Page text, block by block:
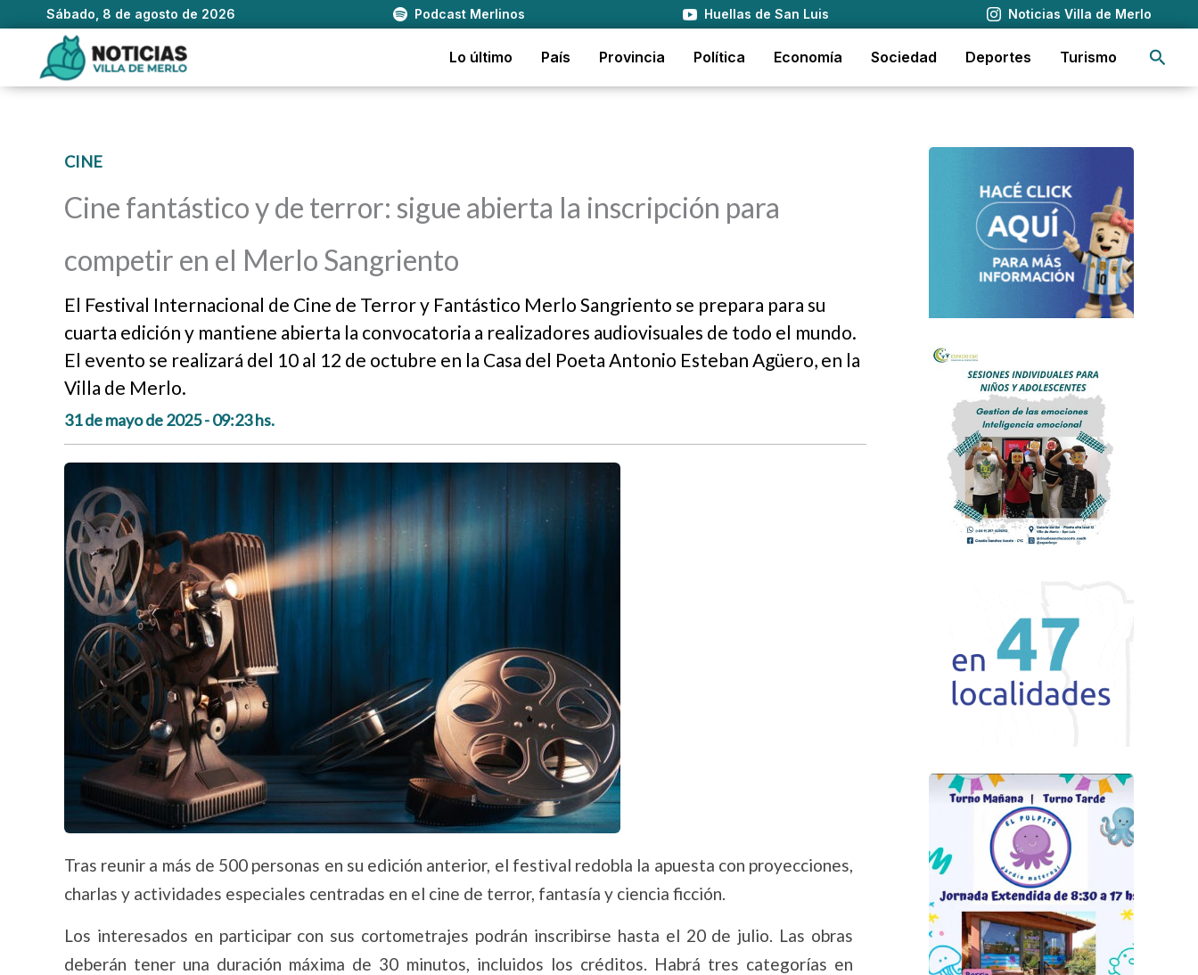
Sábado, 8 de agosto de 2026 Podcast Merlinos Huellas de San Luis Noticias Villa de Merlo
contenido
Lo último País Provincia Política Economía Sociedad Deportes Turismo
CINE
Cine fantástico y de terror: sigue abierta la inscripción para
competir en el Merlo Sangriento
El Festival Internacional de Cine de Terror y Fantástico Merlo Sangriento se prepara para su
cuarta edición y mantiene abierta la convocatoria a realizadores audiovisuales de todo el mundo.
El evento se realizará del 10 al 12 de octubre en la Casa del Poeta Antonio Esteban Agüero, en la
Villa de Merlo.
31 de mayo de 2025 - 09:23 hs.
Tras reunir a más de 500 personas en su edición anterior, el festival redobla la apuesta con proyecciones,
charlas y actividades especiales centradas en el cine de terror, fantasía y ciencia ficción.
Los interesados en participar con sus cortometrajes podrán inscribirse hasta el 20 de julio. Las obras
deberán tener una duración máxima de 30 minutos, incluidos los créditos. Habrá tres categorías en